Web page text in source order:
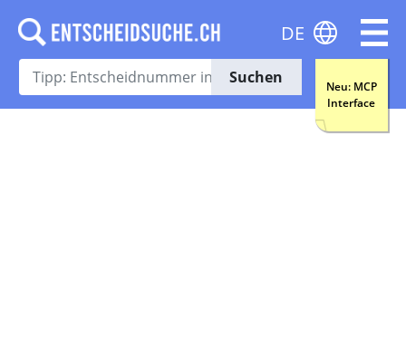
Suchen
Neu: MCP
Interface
DE